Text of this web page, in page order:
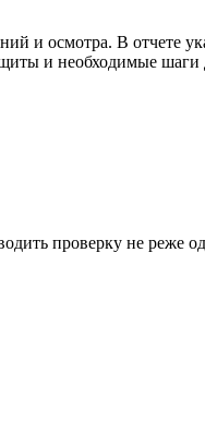
и осмотра. В отчете
и необходимые шаги
проверку не реже